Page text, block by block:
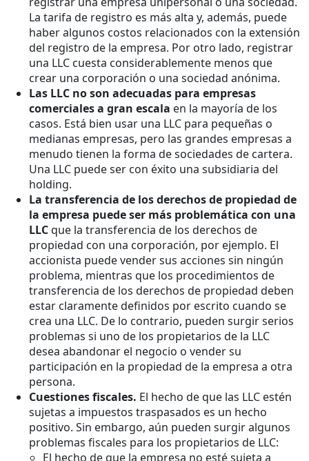
La tarifa de registro es más alta y, además, puede
haber algunos costos relacionados con la extensión
del registro de la empresa. Por otro lado, registrar
una LLC cuesta considerablemente menos que
crear una corporación o una sociedad anónima.
Las LLC no son adecuadas para empresas
comerciales a gran escala en la mayoría de los
casos. Está bien usar una LLC para pequeñas o
medianas empresas, pero las grandes empresas a
menudo tienen la forma de sociedades de cartera.
Una LLC puede ser con éxito una subsidiaria del
holding.
La transferencia de los derechos de propiedad de
la empresa puede ser más problemática con una
LLCque la transferencia de los derechos de
propiedad con una corporación, por ejemplo. El
accionista puede vender sus acciones sin ningún
problema, mientras que los procedimientos de
transferencia de los derechos de propiedad deben
estar claramente definidos por escrito cuando se
crea una LLC. De lo contrario, pueden surgir serios
problemas si uno de los propietarios de la LLC
desea abandonar el negocio o vender su
participación en la propiedad de la empresa a otra
persona.
Cuestiones fiscales. El hecho de que las LLC estén
sujetas a impuestos traspasados es un hecho
positivo. Sin embargo, aún pueden surgir algunos
problemas fiscales para los propietarios de LLC:
El hecho de que la empresa no esté sujeta a